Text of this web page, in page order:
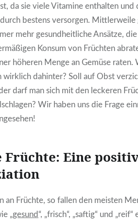
da sie viele Vitamine enthalten und
bestens versorgen. Mittlerweile
mehr gesundheitliche Ansätze,
Konsum von Früchten
höheren Menge an Gemüse raten.
wirklich dahinter? Soll auf Obst
darf man sich mit den leckeren
Wir haben uns die Frage
Früchte: Eine
an Früchte, so fallen den meisten
„gesund “, „frisch“, „saftig“ und